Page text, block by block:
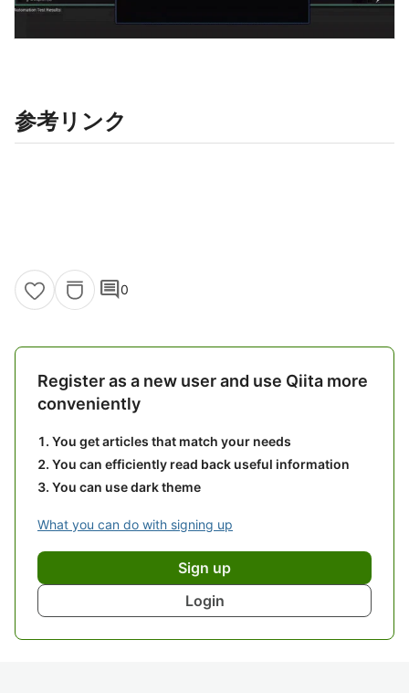
参考リンク
comment0
Register as a new user and use Qiita more
conveniently
You get articles that match your needs
You can efficiently read back useful information
You can use dark theme
What you can do with signing up
Sign up
Login